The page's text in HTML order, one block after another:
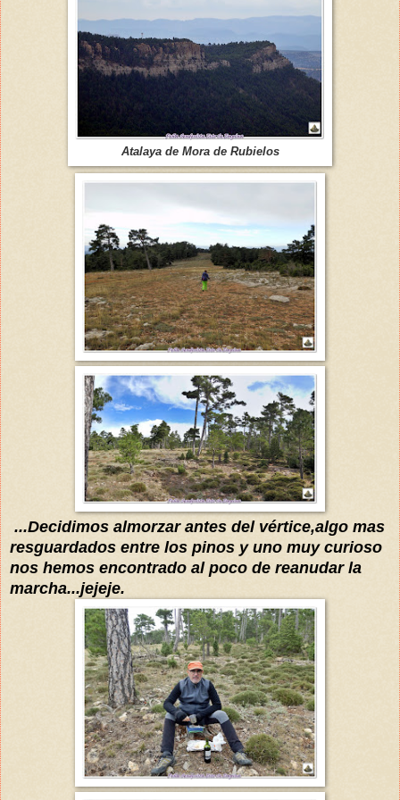
Atalaya de Mora de Rubielos
...Decidimos almorzar antes del vértice,algo mas
resguardados entre los pinos y uno muy curioso
nos hemos encontrado al poco de reanudarla
marcha...jejeje.